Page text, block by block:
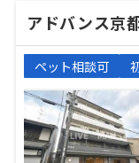
アドバンス京
ペット相談可